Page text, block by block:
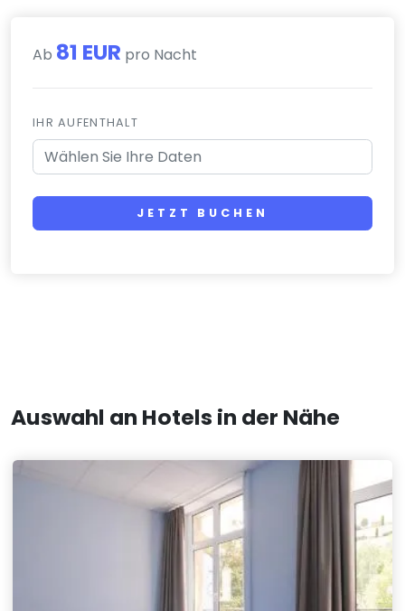
Ab 81 EUR pro Nacht
IHR AUFENTHALT
JETZT BUCHEN
Auswahl an Hotels in der Nähe